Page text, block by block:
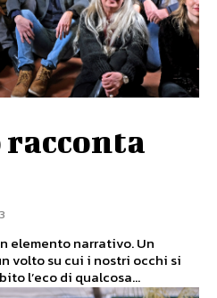
elemento narrativo. Un
volto su cui i nostri occhi si
l’eco di qualcosa...